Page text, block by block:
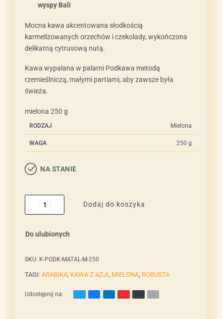
wyspy Bali
Mocna kawa akcentowana słodkością
karmelizowanych orzechów i czekolady, wykończona
delikatną cytrusową nutą.
Kawa wypalana w palarni Podkawa metodą
rzemieślniczą, małymi partiami, aby zawsze była
świeża.
mielona 250 g
RODZAJ Mielona
WAGA 250 g
NA STANIE
Dodaj do koszyka
Do ulubionych
SKU: K-PODK-MATAL-M-250
TAGI: ARABIKA KAWA Z AZJI MIELONA ROBUSTA
Udostępnij na: